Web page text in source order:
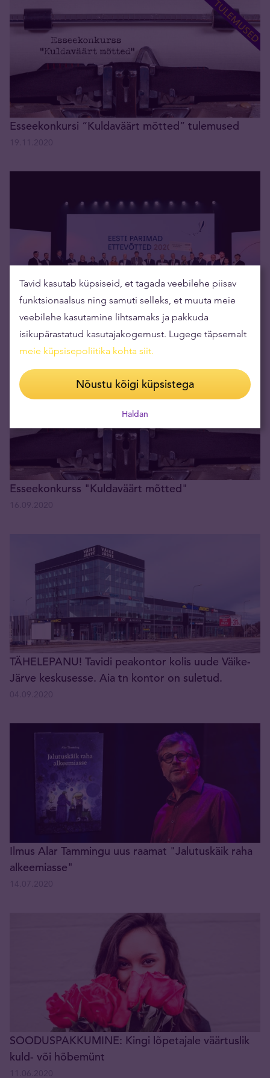
Esseekonkursi “Kuldaväärt mõtted” tulemused
Kullale panustamine tõi Tavidile Eesti
konkurentsivõimelisima suurettevõtte tiitli
09.10.2020
Esseekonkurss "Kuldaväärt mõtted"
TÄHELEPANU! Tavidi peakontor kolis uude Väike-
Järve keskusesse. Aia tn kontor on suletud.
Ilmus Alar Tammingu uus raamat "Jalutuskäik raha
alkeemiasse"
SOODUSPAKKUMINE: Kingi lõpetajale väärtuslik
kuld- või hõbemünt
Tavid kasutab küpsiseid, et tagada veebilehe piisav
funktsionaalsus ning samuti selleks, et muuta meie
veebilehe kasutamine lihtsamaks ja pakkuda
isikupärastatud kasutajakogemust. Lugege täpsemalt
meie küpsisepoliitika kohta siit.
Nõustu kõigi küpsistega
Haldan